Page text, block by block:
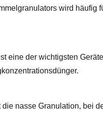
wird
eine der wichtigsten
nasse Granulation, bei